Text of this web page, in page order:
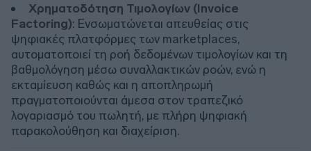
Χρηματοδότηση Τιμολογίων (Invoice
Factoring): Ενσωματώνεται απευθείας στις
ψηφιακές πλατφόρμες των marketplaces,
αυτοματοποιεί τη ροή δεδομένων τιμολογίων και τη
βαθμολόγηση μέσω συναλλακτικών ροών, ενώ η
εκταμίευση καθώς και η αποπληρωμή
πραγματοποιούνται άμεσα στον τραπεζικό
λογαριασμό του πωλητή, με πλήρη ψηφιακή
παρακολούθηση και διαχείριση.